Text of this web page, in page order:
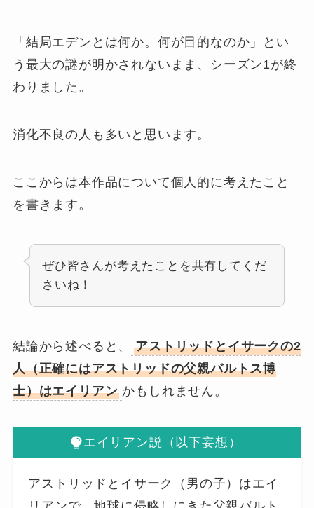
「結局エデンとは何か。何が目的なのか」とい
う最大の謎が明かされないまま、シーズン1が終
わりました。
消化不良の人も多いと思います。
ここからは本作品について個人的に考えたこと
を書きます。
ぜひ皆さんが考えたことを共有してくだ
さいね！
結論から述べると、
アストリッドとイサークの2
人（正確にはアストリッドの父親バルトス博
士）はエイリアン かもしれません。
エイリアン説（以下妄想）
アストリッドとイサーク（男の子）はエイ